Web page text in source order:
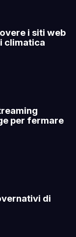
i siti web
climatica
per fermare
di